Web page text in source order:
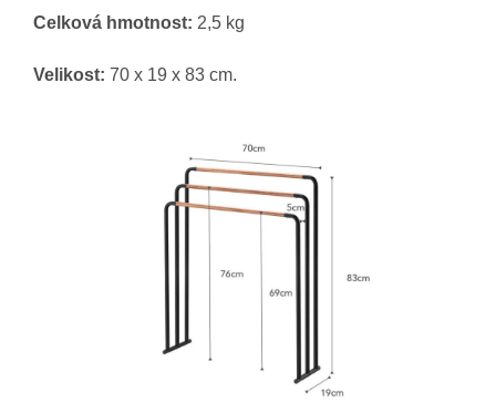
Celková hmotnost: 2,5 kg
Velikost: 70 x 19 x 83 cm.